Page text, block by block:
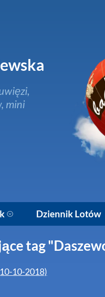
mini
Dziennik Lotów
tag
10-2018)